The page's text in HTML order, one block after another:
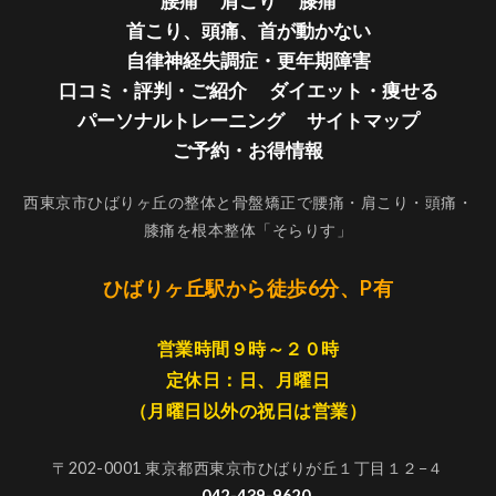
首こり、頭痛、首が動かない
自律神経失調症・更年期障害
口コミ・評判・ご紹介
ダイエット・痩せる
パーソナルトレーニング
サイトマップ
ご予約・お得情報
西東京市ひばりヶ丘の整体と骨盤矯正で腰痛・肩こり・頭痛・
膝痛を根本整体「そらりす」
ひばりヶ丘駅から徒歩6分、P有
営業時間９時～２０時
定休日：日、月曜日
（月曜日以外の祝日は営業）
〒202-0001 東京都西東京市ひばりが丘１丁目１２−４